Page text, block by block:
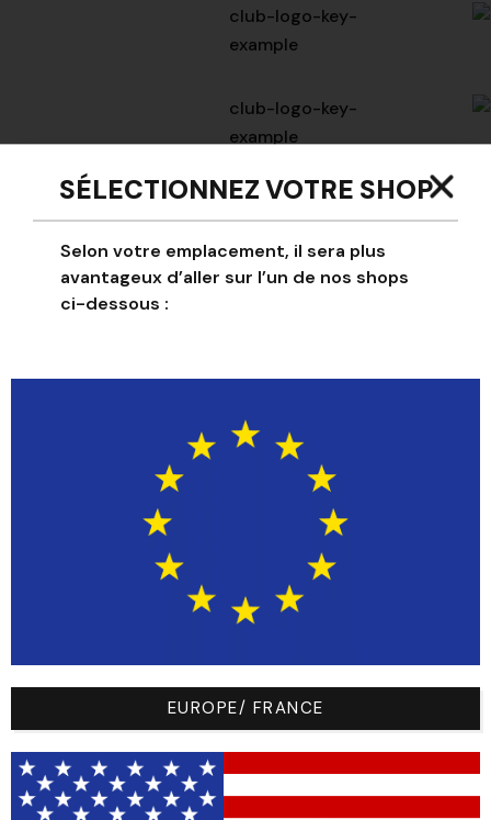
club-logo-key-
example
club-logo-key-
example
club-logo-key-
example
club-logo-key-
club-logo-key-
club-logo-key-
example
Text
Key
Text
SÉLECTIONNEZ VOTRE SHOP
Selon votre emplacement, il sera plus
avantageux d’aller sur l’un de nos shops
ci-dessous :
EUROPE/ FRANCE